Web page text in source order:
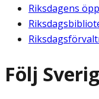
Riksdagens
Följ